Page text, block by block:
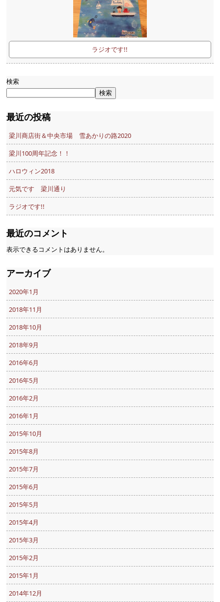
ラジオです!!
検索
検索
最近の投稿
梁川商店街＆中央市場 雪あかりの路2020
梁川100周年記念！！
ハロウィン2018
元気です 梁川通り
ラジオです!!
最近のコメント
表示できるコメントはありません。
アーカイブ
2020年1月
2018年11月
2018年10月
2018年9月
2016年6月
2016年5月
2016年2月
2016年1月
2015年10月
2015年8月
2015年7月
2015年6月
2015年5月
2015年4月
2015年3月
2015年2月
2015年1月
2014年12月